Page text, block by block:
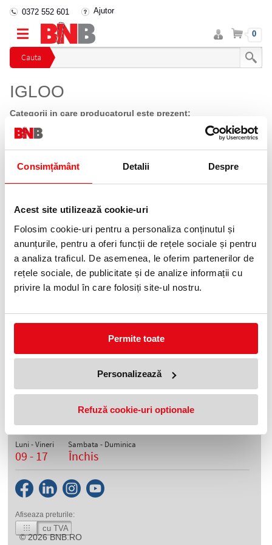
Consimțământ Detalii Despre
Acest site utilizează cookie-uri
Folosim cookie-uri pentru a personaliza conținutul și
anunțurile, pentru a oferi funcții de rețele sociale și pentru
a analiza traficul. De asemenea, le oferim partenerilor de
rețele sociale, de publicitate și de analize informații cu
privire la modul în care folosiți site-ul nostru.
Permite toate
Personalizează
Refuză cookie-uri optionale
Cauta
0372 552 601 Ajutor
Intra
in
cont
Cos 0
IGLOO
Categorii in care producatorul este prezent:
Accesorii prim ajutor
Ordoneaza dupa:
Patura pentru hipotermie IGLOO
169,99 lei(pret cu TVA)
0372 552 601
Orar depozite
Luni - Vineri
09 - 17
Sambata - Duminica
Închis
Afiseaza preturile:
cu TVA
© 2026BNB.RO